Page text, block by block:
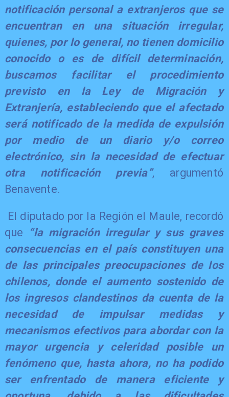
notificación personal a extranjeros que se
encuentran en una situación irregular,
quienes, por lo general, no tienen domicilio
conocido o es de difícil determinación,
buscamos facilitar el procedimiento
previsto en la Ley de Migración y
Extranjería, estableciendo que el afectado
será notificado de la medida de expulsión
por medio de un diario y/o correo
electrónico, sin la necesidad de efectuar
otra notificación previa”, argumentó
Benavente.
El diputado por la Región el Maule, recordó
que
“la migración irregular y sus graves
consecuencias en el país constituyen una
de las principales preocupaciones de los
chilenos, donde el aumento sostenido de
los ingresos clandestinos da cuenta de la
necesidad de impulsar medidas y
mecanismos efectivos para abordar con la
mayor urgencia y celeridad posible un
fenómeno que, hasta ahora, no ha podido
ser enfrentado de manera eficiente y